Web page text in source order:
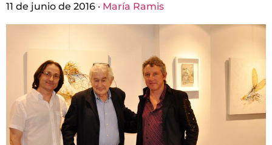
11 de junio de 2016 · María Ramis